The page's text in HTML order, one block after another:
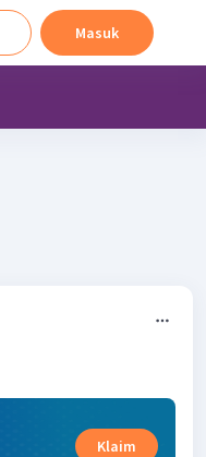
Masuk
Klaim